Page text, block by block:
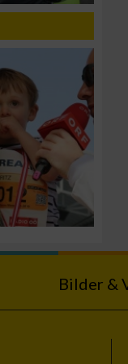
Bilder &